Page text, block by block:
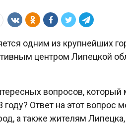
одним из крупнейших
центром Липецкой
вопросов,
году? Ответ на этот
а также жителям